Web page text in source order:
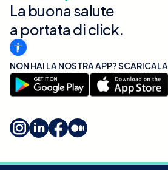
La buona salute
a portata di click.
NON HAI LA NOSTRA APP? SCARICALA